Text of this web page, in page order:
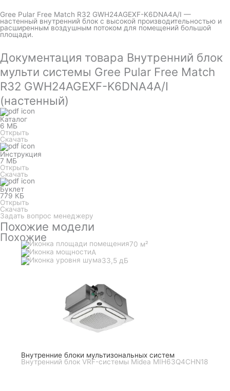
Gree Pular Free Match R32 GWH24AGEXF-K6DNA4A/I —
настенный внутренний блок с высокой производительностью и
расширенным воздушным потоком для помещений большой
площади.
Документация товара Внутренний блок
мульти системы Gree Pular Free Match
R32 GWH24AGEXF-K6DNA4A/I
(настенный)
Каталог
6 МБ
Открыть
Скачать
Инструкция
7 МБ
Открыть
Скачать
Буклет
779 КБ
Открыть
Скачать
Задать вопрос менеджеру
Похожие модели
Похожие
70 м²
A
33,5 дБ
Внутренние блоки мультизональных систем
Внутренний блок VRF-системы Midea MIH63Q4CHN18